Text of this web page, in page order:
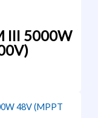
III 5000W